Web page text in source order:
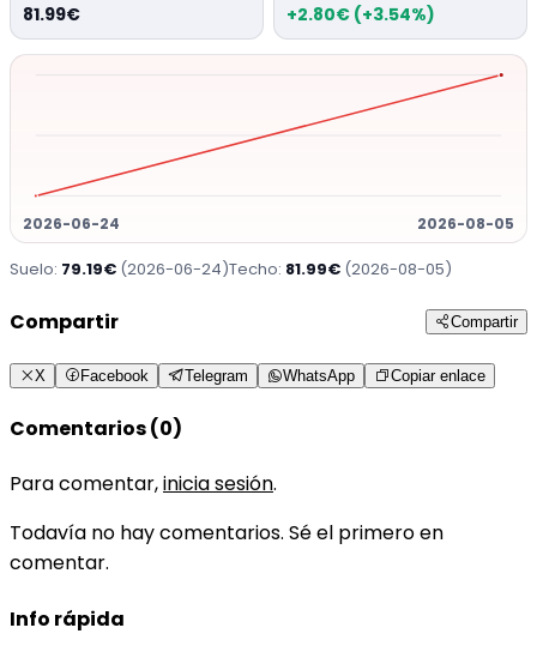
81.99€ +2.80€ (+3.54%)
2026-06-24 2026-08-05
Suelo: 79.19€ (2026-06-24)Techo: 81.99€ (2026-08-05)
Compartir Compartir
X Facebook Telegram WhatsApp Copiar enlace
Comentarios (0)
Para comentar,inicia sesión.
Todavía no hay comentarios. Sé el primero en
comentar.
Info rápida